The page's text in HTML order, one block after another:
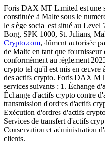
Foris DAX MT Limited est une
constituée à Malte sous le
le siège social est situé au
Borg, SPK 1000, St. Julians,
Crypto.com, dûment autorisée
de Malte en tant que fournisseur
conformément au règlement
crypto tel qu'il est mis en œuvre
des actifs crypto. Foris DAX
services suivants : 1. Échange
Échange d'actifs crypto contre
transmission d'ordres d'actifs
Exécution d'ordres d'actifs
Services de transfert d'actifs
Conservation et administration
clients.